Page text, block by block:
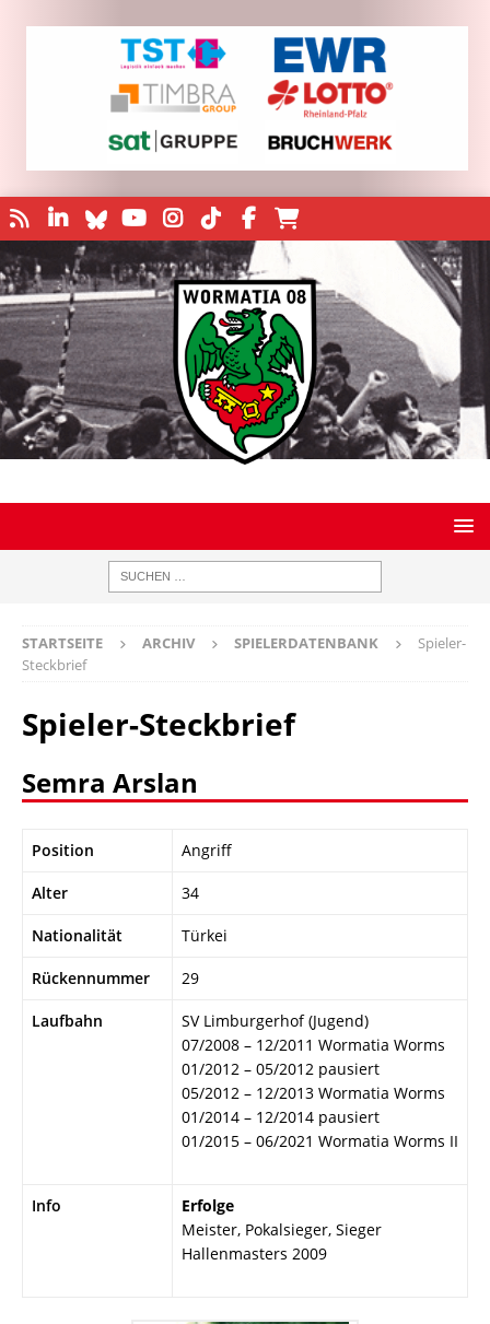
STARTSEITE ARCHIV SPIELERDATENBANK
Spieler-
Steckbrief
Spieler-Steckbrief
Semra Arslan
Position Angriff
Alter 34
Nationalität Türkei
Rückennummer 29
Laufbahn
SV Limburgerhof (Jugend)
07/2008 – 12/2011 Wormatia Worms
01/2012 – 05/2012 pausiert
05/2012 – 12/2013 Wormatia Worms
01/2014 – 12/2014 pausiert
01/2015 – 06/2021 Wormatia Worms II
Info
Erfolge
Meister, Pokalsieger, Sieger
Hallenmasters 2009